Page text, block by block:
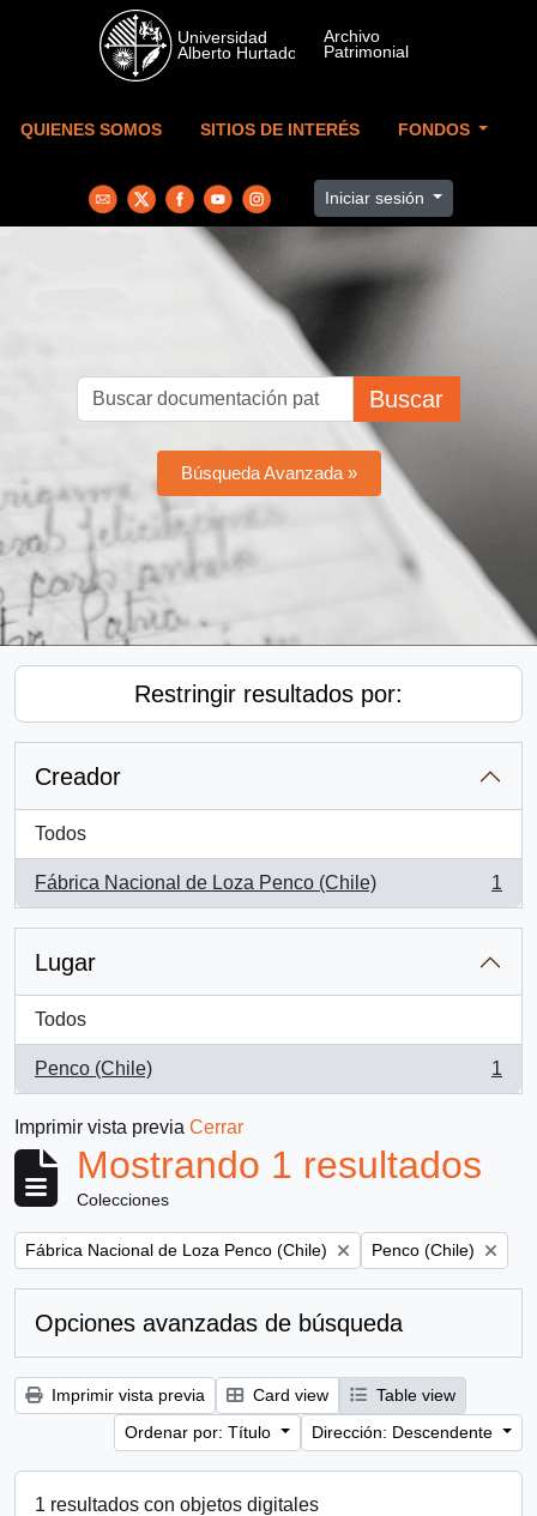
Skip to main content
QUIENES SOMOS SITIOS DE INTERÉS FONDOS
Iniciar sesión
Buscar
Búsqueda Avanzada »
Restringir resultados por:
Creador
Todos
Fábrica Nacional de Loza Penco (Chile)
, 1 resultados
1
Lugar
Todos
Penco (Chile)
, 1 resultados
1
Imprimir vista previa Cerrar
Mostrando 1 resultados
Colecciones
Remove filter:
Fábrica Nacional de Loza Penco (Chile) Remove filter:
Penco (Chile)
Opciones avanzadas de búsqueda
Imprimir vista previa Card view
Table view
Ordenar por: Título
Dirección: Descendente
1 resultados con objetos digitales